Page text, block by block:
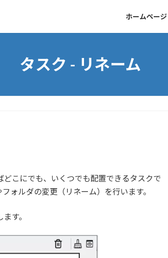
ホームページ
タスク - リネーム
どこにでも、いくつでも配置できるタスクで
ォルダの変更（リネーム）を行います。
す。